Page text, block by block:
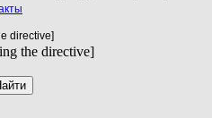
directive]
the directive]